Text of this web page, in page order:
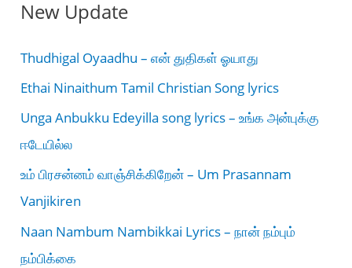
New Update
Thudhigal Oyaadhu – என் துதிகள் ஓயாது
Ethai Ninaithum Tamil Christian Song lyrics
Unga Anbukku Edeyilla song lyrics – உங்க அன்புக்கு
ஈடேயில்ல
உம் பிரசன்னம் வாஞ்சிக்கிறேன் – Um Prasannam
Vanjikiren
Naan Nambum Nambikkai Lyrics – நான் நம்பும்
நம்பிக்கை